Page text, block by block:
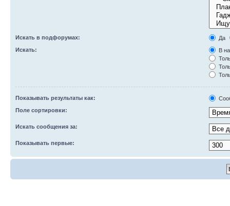
Искать в подфорумах:
Да
Искать:
В
Показывать результаты как:
Поле сортировки:
Искать сообщения за:
Показывать первые: